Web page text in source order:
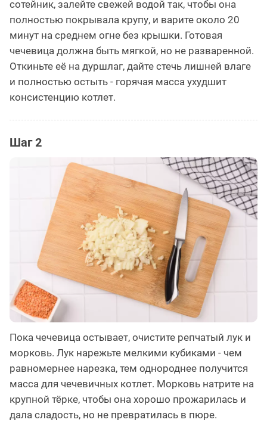
сотейник, залейте свежей водой так, чтобы она
полностью покрывала крупу, и варите около 20
минут на среднем огне без крышки. Готовая
чечевица должна быть мягкой, но не разваренной.
Откиньте её на дуршлаг, дайте стечь лишней влаге
и полностью остыть - горячая масса ухудшит
консистенцию котлет.
Шаг 2
Пока чечевица остывает, очистите репчатый лук и
морковь. Лук нарежьте мелкими кубиками - чем
равномернее нарезка, тем однороднее получится
масса для чечевичных котлет. Морковь натрите на
крупной тёрке, чтобы она хорошо прожарилась и
дала сладость, но не превратилась в пюре.